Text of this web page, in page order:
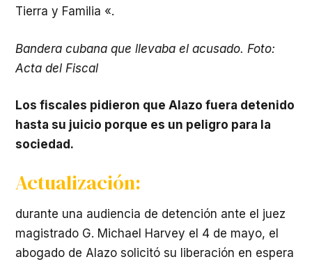
Tierra y Familia «.
Bandera cubana que llevaba el acusado. Foto:
Acta del Fiscal
Los fiscales pidieron que Alazo fuera detenido
hasta su juicio porque es un peligro para la
sociedad.
Actualización:
durante una audiencia de detención ante el juez
magistrado G. Michael Harvey el 4 de mayo, el
abogado de Alazo solicitó su liberación en espera